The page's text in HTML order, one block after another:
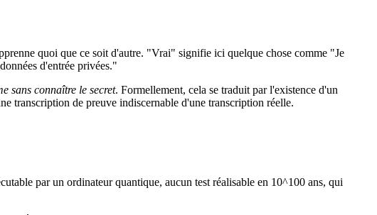
quoi que ce soit d'autre. "Vrai" signifie ici quelque chose comme "Je
d'entrée privées."
sans connaître le secret. Formellement, cela se traduit par l'existence d'un
transcription de preuve indiscernable d'une transcription réelle.
par un ordinateur quantique, aucun test réalisable en 10^100 ans, qui